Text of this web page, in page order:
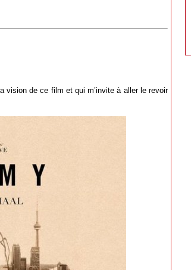
vision de ce film et qui m’invite à aller le revoir